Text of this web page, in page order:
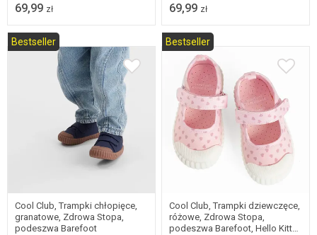
69,99 zł 69,99 zł
Bestseller
20
Cool Club, Trampki chłopięce,
granatowe, Zdrowa Stopa,
podeszwa Barefoot
Bestseller
21 23
24
Cool Club, Trampki dziewczęce,
różowe, Zdrowa Stopa,
podeszwa Barefoot, Hello Kitty